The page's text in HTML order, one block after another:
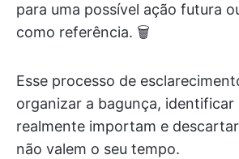
para uma possível ação futura
como referência. 🗑️
Esse processo de
organizar a bagunça, identificar
realmente importam e
não valem o seu tempo.